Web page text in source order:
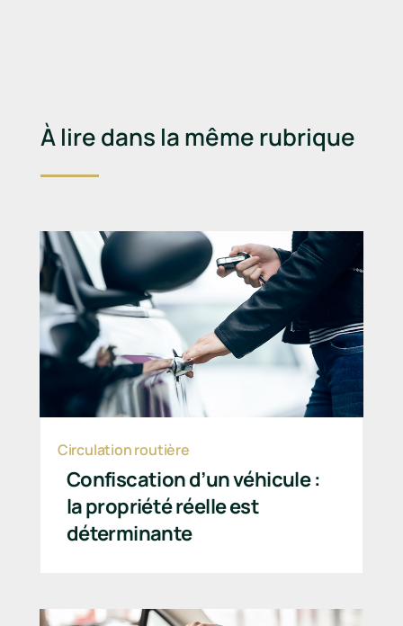
À lire dans la même rubrique
Confiscation d’un véhicule :
la propriété réelle est
déterminante
Circulation routière